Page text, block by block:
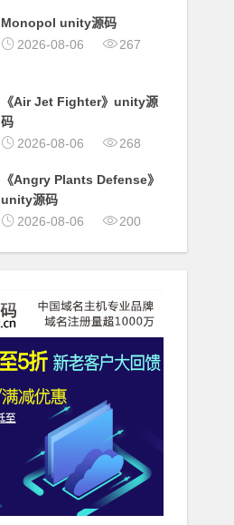
Monopol unity源码
2026-08-06
267
《Air Jet Fighter》unity源
码
2026-08-06
268
《Angry Plants Defense》
unity源码
2026-08-06
200